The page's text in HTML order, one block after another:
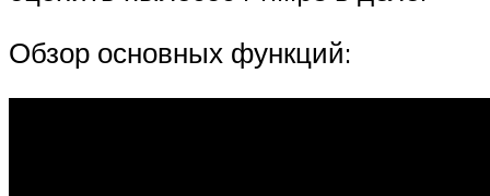
Обзор основных функций: